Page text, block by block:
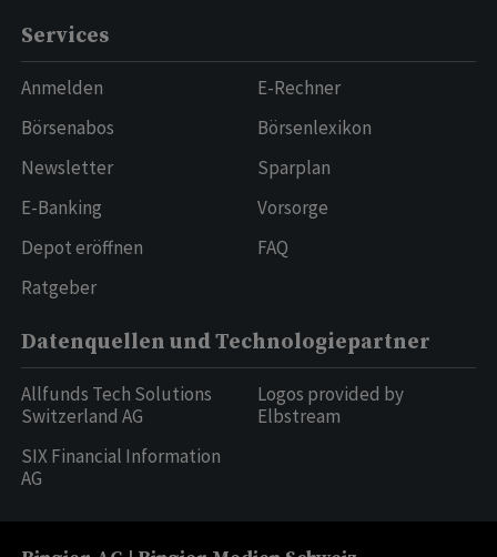
Services
Anmelden
Börsenabos
Newsletter
E-Banking
Depot eröffnen
Ratgeber
E-Rechner
Börsenlexikon
Sparplan
Vorsorge
FAQ
Datenquellen und Technologiepartner
Allfunds Tech Solutions
Switzerland AG
SIX Financial Information
AG
Logos provided by
Elbstream